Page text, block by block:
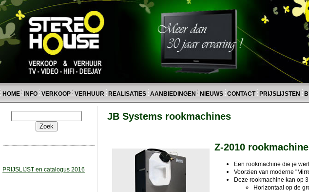
HOME INFO VERKOOP VERHUUR REALISATIES AANBIEDINGEN NIEUWS CONTACT PRIJSLIJSTEN
PRIJSLIJST en catalogus 2016
JB Systems rookmachines
Z-2010 rookmachine
Een rookmachine die je
Voorzien van moderne
Deze rookmachine kan op
Horizontaal op de